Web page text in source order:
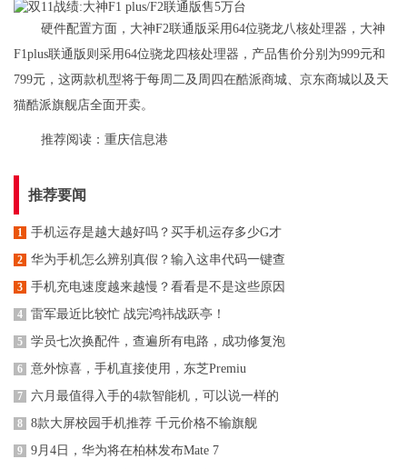
硬件配置方面，大神F2联通版采用64位骁龙八核处理器，大神
F1plus联通版则采用64位骁龙四核处理器，产品售价分别为999元和
799元，这两款机型将于每周二及周四在酷派商城、京东商城以及天
猫酷派旗舰店全面开卖。
推荐阅读： 重庆信息港
推荐要闻
1 手机运存是越大越好吗？买手机运存多少G才
2 华为手机怎么辨别真假？输入这串代码一键查
3 手机充电速度越来越慢？看看是不是这些原因
4 雷军最近比较忙 战完鸿祎战跃亭！
5 学员七次换配件，查遍所有电路，成功修复泡
6 意外惊喜，手机直接使用，东芝Premiu
7 六月最值得入手的4款智能机，可以说一样的
8 8款大屏校园手机推荐 千元价格不输旗舰
9 9月4日，华为将在柏林发布Mate 7